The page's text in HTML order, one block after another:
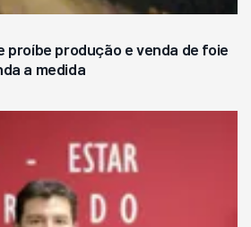
proíbe produção e venda de foie
a medida